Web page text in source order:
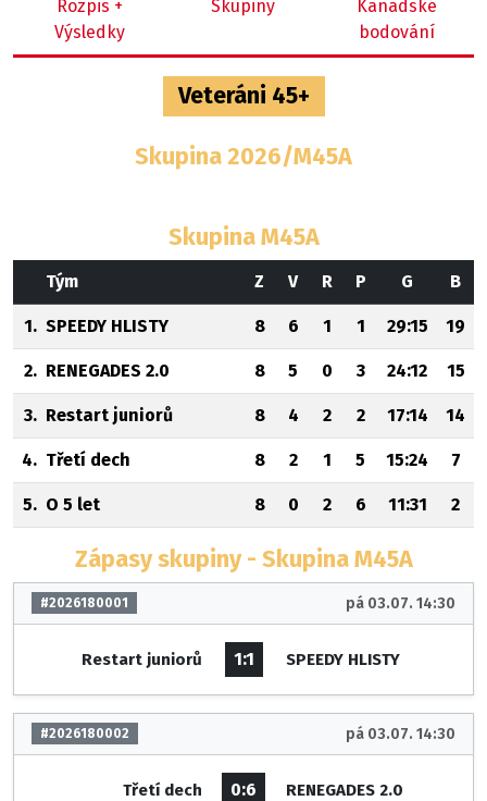
Rozpis +
Výsledky
Skupiny
Kanadské
bodování
Veteráni 45+
Skupina 2026/M45A
Skupina M45A
Tým Z V R P G B
1. SPEEDY HLISTY 8 6 1 1 29:15 19
2. RENEGADES 2.0 8 5 0 3 24:12 15
3. Restart juniorů 8 4 2 2 17:14 14
4. Třetí dech 8 2 1 5 15:24 7
5. O 5 let 8 0 2 6 11:31 2
Zápasy skupiny - Skupina M45A
#2026180001 pá 03.07. 14:30
Restart juniorů 1:1 SPEEDY HLISTY
#2026180002 pá 03.07. 14:30
Třetí dech 0:6 RENEGADES 2.0